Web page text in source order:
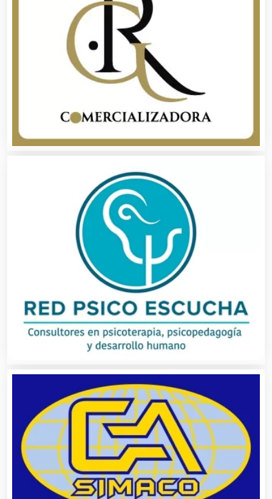
Análisis de Aguas
Animadores de Eventos
Aparatos y Equipos Eléctricos
Artes Gráficas
Artesanías
Artículos de Oficina
Artículos de Piel
Artículos Deportivos
Artículos Importados
Artículos para el Hogar